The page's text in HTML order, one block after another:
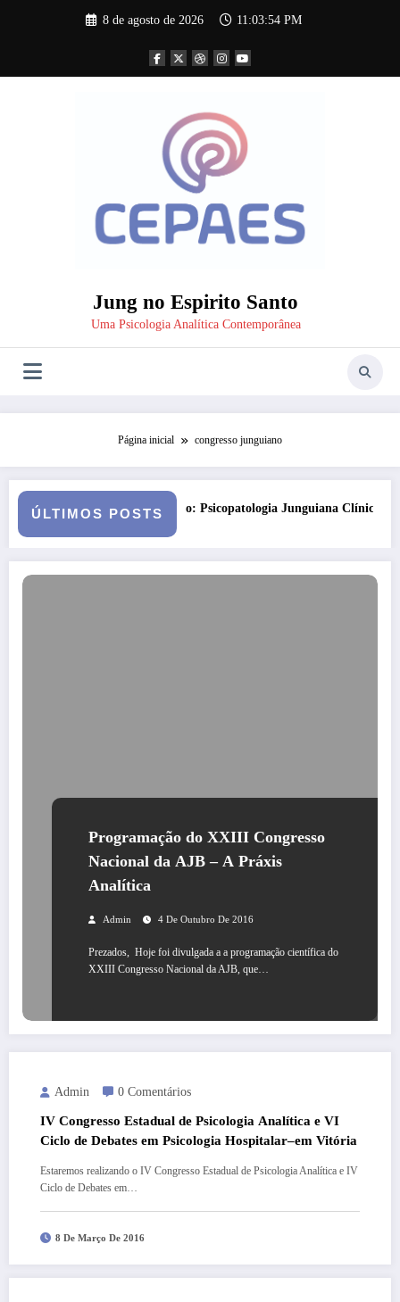
8 de agosto de 2026 11:03:55 PM
Jung no Espirito Santo
Uma Psicologia Analítica Contemporânea
Página inicial congresso junguiano
ÚLTIMOS POSTS
Curso: Psicopatologia Junguiana Clínica – Turma 6
Programação do XXIII Congresso
Nacional da AJB – A Práxis
Analítica
Admin 4 De Outubro De 2016
Prezados, Hoje foi divulgada a a programação científica do
XXIII Congresso Nacional da AJB, que…
Admin 0 Comentários
IV Congresso Estadual de Psicologia Analítica e VI
Ciclo de Debates em Psicologia Hospitalar–em Vitória
Estaremos realizando o IV Congresso Estadual de Psicologia Analítica e IV
Ciclo de Debates em…
8 De Março De 2016